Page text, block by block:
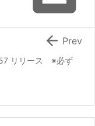
リリース ※必ず
 Prev